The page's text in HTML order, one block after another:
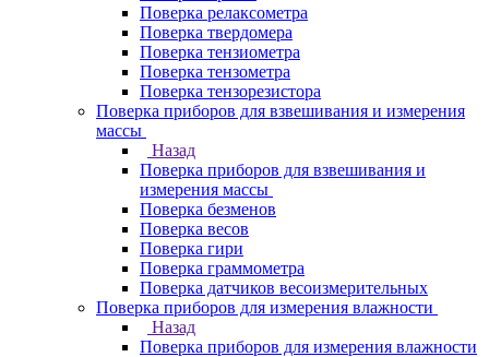
Поверка релаксометра
Поверка твердомера
Поверка тензиометра
Поверка тензометра
Поверка тензорезистора
Поверка приборов для взвешивания и измерения
массы
Назад
Поверка приборов для взвешивания и
измерения массы
Поверка безменов
Поверка весов
Поверка гири
Поверка граммометра
Поверка датчиков весоизмерительных
Поверка приборов для измерения влажности
Назад
Поверка приборов для измерения влажности